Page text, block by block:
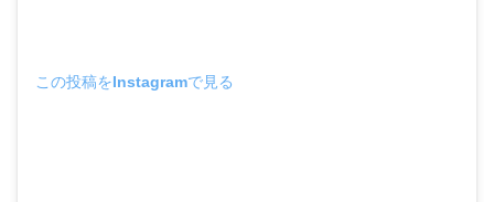
この投稿をInstagramで見る